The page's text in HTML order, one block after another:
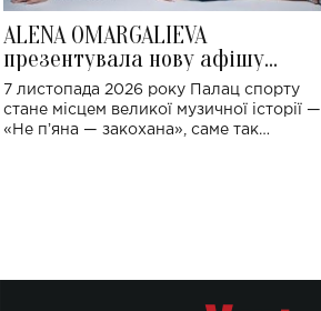
ALENA OMARGALIEVA
презентувала нову афішу
великого концерту в Палаці
спорту
7 листопада 2026 року Палац спорту
стане місцем великої музичної історії —
«Не пʼяна — закохана», саме так